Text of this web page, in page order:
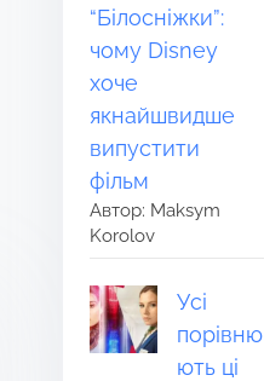
“Білосніжки”:
чому Disney
хоче
якнайшвидше
випустити
фільм
Автор: Maksym
Korolov
Усі
порівню
ють ці